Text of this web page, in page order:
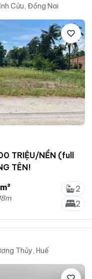
Cửu, Đồng Nai
TRIỆU/NỀN (full
TÊN!
2
2
Thủy, Huế